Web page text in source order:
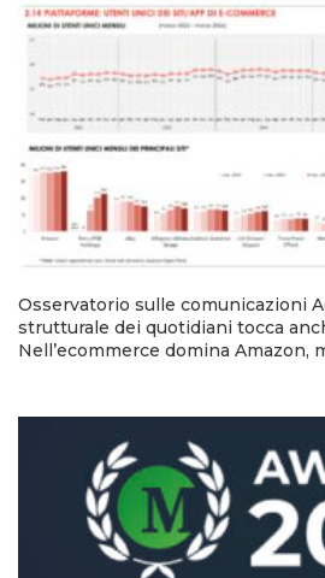
Osservatorio sulle comunicazioni
strutturale dei quotidiani tocca
Nell’ecommerce domina Amazon,